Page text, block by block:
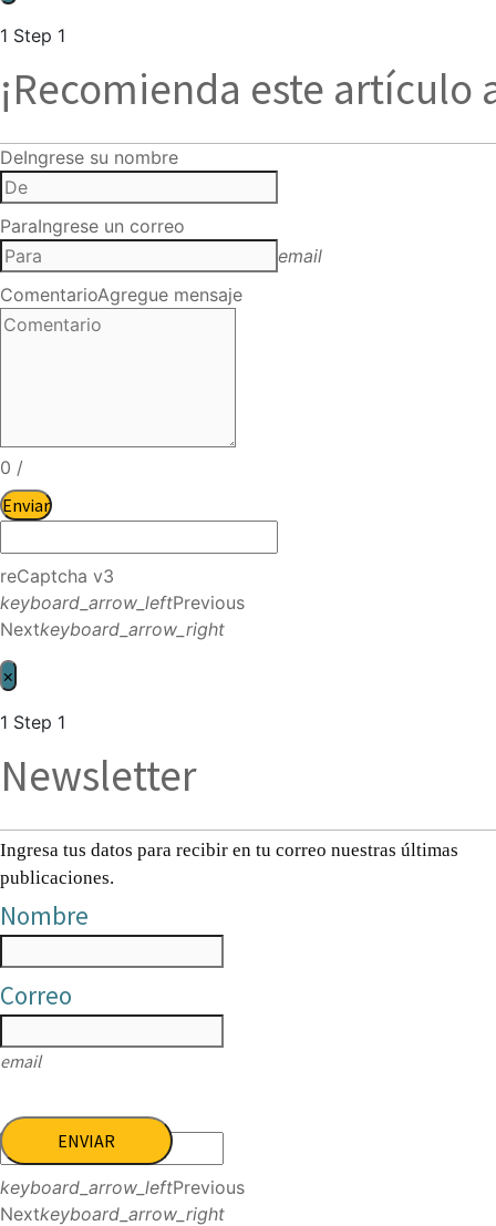
1 Step 1
¡Recomienda este artículo
DeIngrese su nombre
ParaIngrese un correo
email
ComentarioAgregue mensaje
0 /
Enviar
reCaptcha v3
keyboard_arrow_leftPrevious
Nextkeyboard_arrow_right
×
1 Step 1
Newsletter
Ingresa tus datos para recibir en tu correo nuestras últimas
publicaciones.
Nombre
Correo
email
ENVIAR
keyboard_arrow_leftPrevious
Nextkeyboard_arrow_right